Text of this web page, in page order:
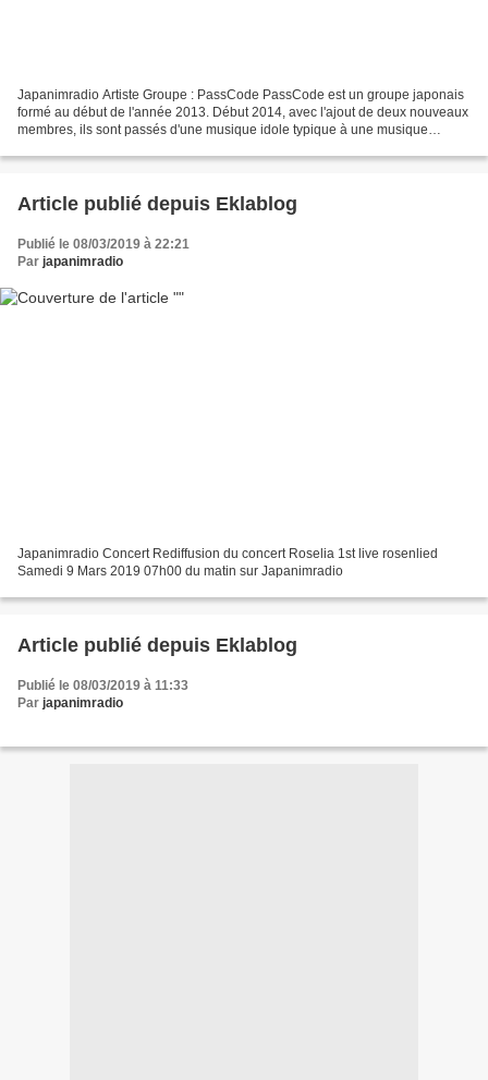
Japanimradio Artiste Groupe : PassCode PassCode est un groupe japonais
formé au début de l'année 2013. Début 2014, avec l'ajout de deux nouveaux
membres, ils sont passés d'une musique idole typique à une musique
Article publié depuis Eklablog
Publié le 08/03/2019 à 22:21
Par japanimradio
Japanimradio Concert Rediffusion du concert Roselia 1st live rosenlied
Samedi 9 Mars 2019 07h00 du matin sur Japanimradio
Article publié depuis Eklablog
Publié le 08/03/2019 à 11:33
Par japanimradio